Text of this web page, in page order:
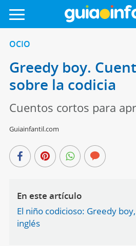
OCIO
Greedy boy.
sobre la codicia
Cuentos cortos para
Guiainfantil.com
En este artículo
El niño codicioso: Greedy
inglés